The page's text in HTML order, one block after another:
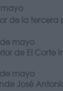
de la
mayo
de El Corte
mayo
José